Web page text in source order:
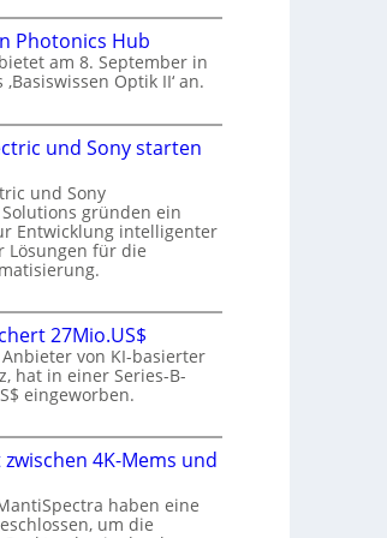
Photonics Hub
am 8. September in
Optik II‘ an.
und Sony starten
und Sony
gründen ein
Entwicklung intelligenter
Lösungen für die
27Mio.US$
von KI-basierter
hat in einer Series-B-
eingeworben.
4K-Mems und
haben eine
um die